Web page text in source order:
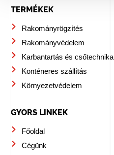
TERMÉKEK
Rakományrögzítés
Rakományvédelem
Karbantartás és csőtechnika
Konténeres szállítás
Környezetvédelem
GYORS LINKEK
Főoldal
Cégünk